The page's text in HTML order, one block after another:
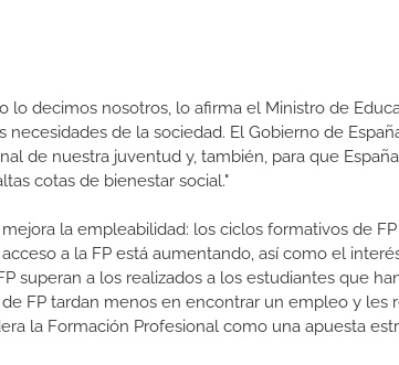
lo decimos nosotros, lo afirma el Ministro de
de la sociedad. El Gobierno de
de nuestra juventud y, también, para que
cotas de bienestar social."
la empleabilidad: los ciclos formativos de
a la FP está aumentando, así como el
superan a los realizados a los estudiantes que
FP tardan menos en encontrar un empleo y les
la Formación Profesional como una apuesta